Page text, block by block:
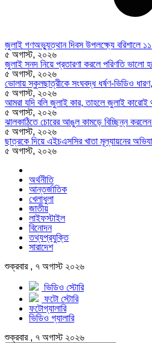
জুলাই গণঅভ্যুত্থান দিবস উপলক্ষ্যে বরিশালে ১১
৫ অগাস্ট, ২০২৬
জুলাই সনদ নিয়ে প্রতারণা করলে পরিণতি ভালো
৫ অগাস্ট, ২০২৬
ভোলায় স্কুলছাত্রীকে সংঘবদ্ধ ধর্ষণ-ভিডিও
৫ অগাস্ট, ২০২৬
আমরা যদি বলি জুলাই কার, তাহলে জুলাই কারোই
৫ অগাস্ট, ২০২৬
ঝালকাঠিতে চোরের আঙুল কামড়ে বিচ্ছিন্ন
৫ অগাস্ট, ২০২৬
ছাত্রকে দিয়ে এইচএসসির খাতা মূল্যায়নের
৫ অগাস্ট, ২০২৬
অর্থনীতি
আন্তর্জাতিক
খেলাধুলা
জাতীয়
লাইফস্টাইল
বিনোদন
তথ্যপ্রযুক্তি
সারাদেশ
শুক্রবার , ৭ অগাস্ট ২০২৬
ভিডিও স্টোরি
ফটো স্টোরি
ফটোগ্যালারি
ভিডিও গ্যালারি
শুক্রবার , ৭ অগাস্ট ২০২৬